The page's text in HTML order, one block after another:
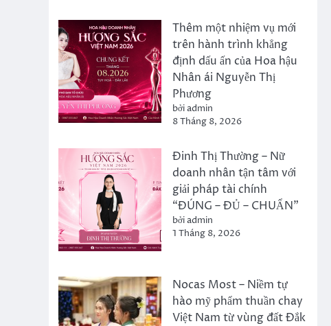
Thêm một nhiệm vụ mới
trên hành trình khẳng
định dấu ấn của Hoa hậu
Nhân ái Nguyễn Thị
Phương
bởi admin
8 Tháng 8, 2026
Đinh Thị Thường – Nữ
doanh nhân tận tâm với
giải pháp tài chính
“ĐÚNG – ĐỦ – CHUẨN”
bởi admin
1 Tháng 8, 2026
Nocas Most – Niềm tự
hào mỹ phẩm thuần chay
Việt Nam từ vùng đất Đắk